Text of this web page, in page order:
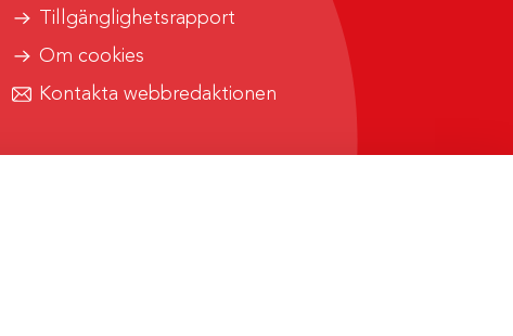
Tillgänglighetsrapport
Om cookies
Kontakta webbredaktionen